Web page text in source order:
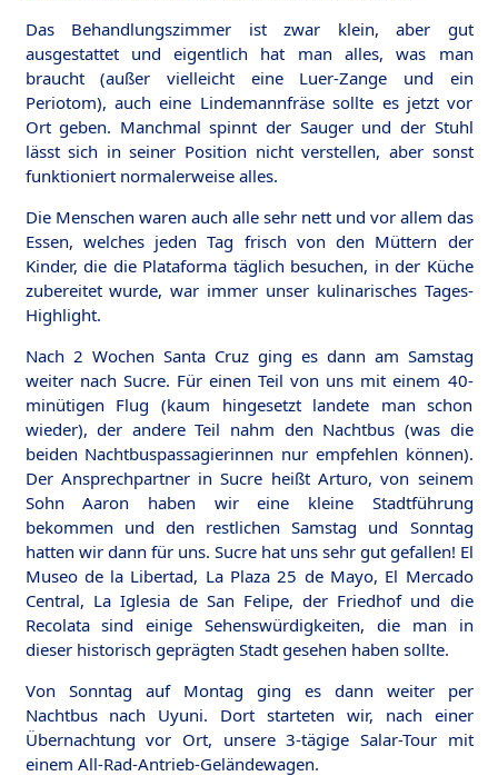
Das Behandlungszimmer ist zwar klein, aber gut
ausgestattet und eigentlich hat man alles, was man
braucht (außer vielleicht eine Luer-Zange und ein
Periotom), auch eine Lindemannfräse sollte es jetzt vor
Ort geben. Manchmal spinnt der Sauger und der Stuhl
lässt sich in seiner Position nicht verstellen, aber sonst
funktioniert normalerweise alles.
Die Menschen waren auch alle sehr nett und vor allem das
Essen, welches jeden Tag frisch von den Müttern der
Kinder, die die Plataforma täglich besuchen, in der Küche
zubereitet wurde, war immer unser kulinarisches Tages-
Highlight.
Nach 2 Wochen Santa Cruz ging es dann am Samstag
weiter nach Sucre. Für einen Teil von uns mit einem 40-
minütigen Flug (kaum hingesetzt landete man schon
wieder), der andere Teil nahm den Nachtbus (was die
beiden Nachtbuspassagierinnen nur empfehlen können).
Der Ansprechpartner in Sucre heißt Arturo, von seinem
Sohn Aaron haben wir eine kleine Stadtführung
bekommen und den restlichen Samstag und Sonntag
hatten wir dann für uns. Sucre hat uns sehr gut gefallen! El
Museo de la Libertad, La Plaza 25 de Mayo, El Mercado
Central, La Iglesia de San Felipe, der Friedhof und die
Recolata sind einige Sehenswürdigkeiten, die man in
dieser historisch geprägten Stadt gesehen haben sollte.
Von Sonntag auf Montag ging es dann weiter per
Nachtbus nach Uyuni. Dort starteten wir, nach einer
Übernachtung vor Ort, unsere 3-tägige Salar-Tour mit
einem All-Rad-Antrieb-Geländewagen.